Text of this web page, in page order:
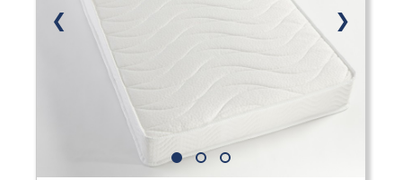
❮ ❯